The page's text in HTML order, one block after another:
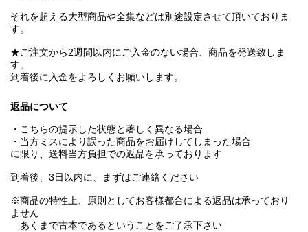
それを超える大型商品や全集などは別途設定させて頂いておりま
す。
★ご注文から2週間以内にご入金のない場合、商品を発送致しま
す。
到着後に入金をよろしくお願いします。
返品について
・こちらの提示した状態と著しく異なる場合
・当方ミスにより誤った商品をお届けしてしまった場合
に限り、送料当方負担での返品を承っております
到着後、3日以内に、まずはご連絡ください
※商品の特性上、原則としてお客様都合による返品は承っており
ません
あくまで古本であるということをご了承下さい